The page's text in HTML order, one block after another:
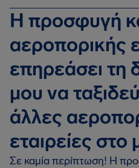
Η προσφυγή
αεροπορικής
επηρεάσει τη
μου να
άλλες
εταιρείες στο
Σε καμία περίπτωση! Η